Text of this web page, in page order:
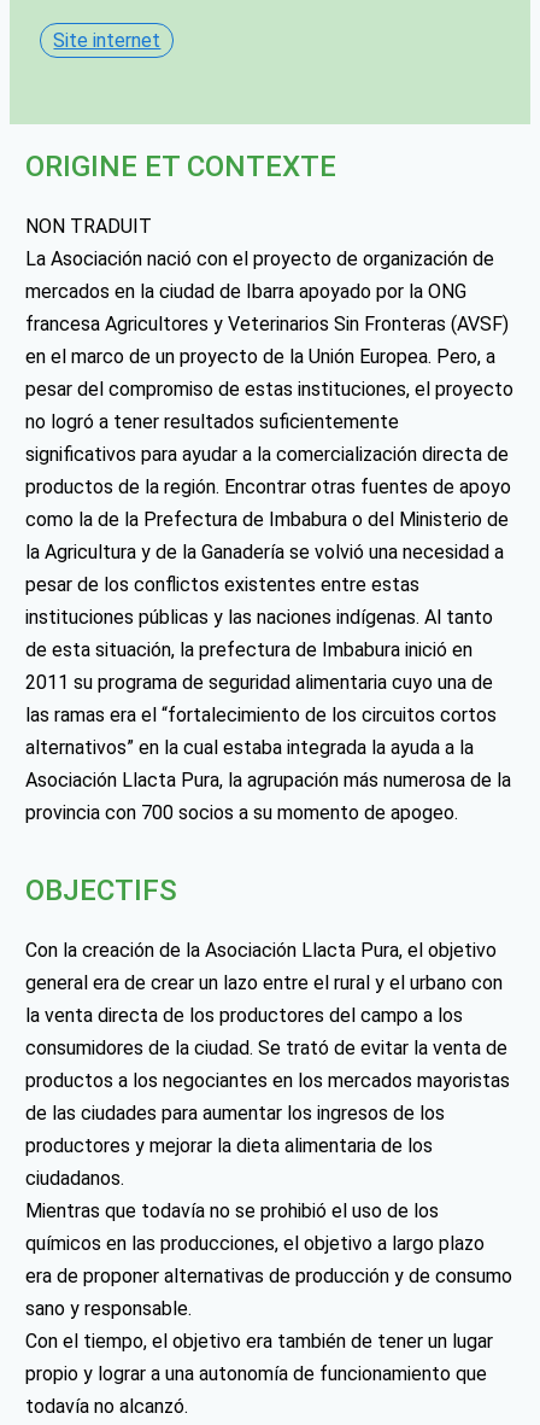
Site internet
ORIGINE ET CONTEXTE
NON TRADUIT
La Asociación nació con el proyecto de organización de
mercados en la ciudad de Ibarra apoyado por la ONG
francesa Agricultores y Veterinarios Sin Fronteras (AVSF)
en el marco de un proyecto de la Unión Europea. Pero, a
pesar del compromiso de estas instituciones, el proyecto
no logró a tener resultados suficientemente
significativos para ayudar a la comercialización directa de
productos de la región. Encontrar otras fuentes de apoyo
como la de la Prefectura de Imbabura o del Ministerio de
la Agricultura y de la Ganadería se volvió una necesidad a
pesar de los conflictos existentes entre estas
instituciones públicas y las naciones indígenas. Al tanto
de esta situación, la prefectura de Imbabura inició en
2011 su programa de seguridad alimentaria cuyo una de
las ramas era el “fortalecimiento de los circuitos cortos
alternativos” en la cual estaba integrada la ayuda a la
Asociación Llacta Pura, la agrupación más numerosa de la
provincia con 700 socios a su momento de apogeo.
OBJECTIFS
Con la creación de la Asociación Llacta Pura, el objetivo
general era de crear un lazo entre el rural y el urbano con
la venta directa de los productores del campo a los
consumidores de la ciudad. Se trató de evitar la venta de
productos a los negociantes en los mercados mayoristas
de las ciudades para aumentar los ingresos de los
productores y mejorar la dieta alimentaria de los
ciudadanos.
Mientras que todavía no se prohibió el uso de los
químicos en las producciones, el objetivo a largo plazo
era de proponer alternativas de producción y de consumo
sano y responsable.
Con el tiempo, el objetivo era también de tener un lugar
propio y lograr a una autonomía de funcionamiento que
todavía no alcanzó.